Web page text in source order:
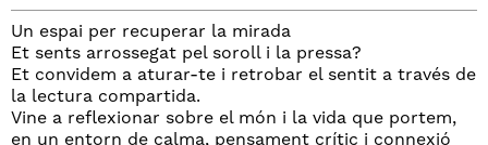
Un espai per recuperar la mirada
Et sents arrossegat pel soroll i la pressa?
Et convidem a aturar-te i retrobar el sentit a través de
la lectura compartida.
Vine a reflexionar sobre el món i la vida que portem,
en un entorn de calma, pensament crític i connexió